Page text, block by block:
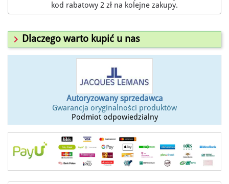
kod rabatowy 2 zł na kolejne zakupy.
 Dlaczego warto kupić u nas
Autoryzowany sprzedawca
Gwarancja oryginalności produktów
Podmiot odpowiedzialny